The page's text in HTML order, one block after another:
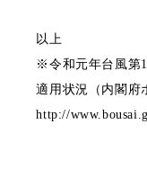
以上
※令和元年台風第
適用状況（内閣府
http://